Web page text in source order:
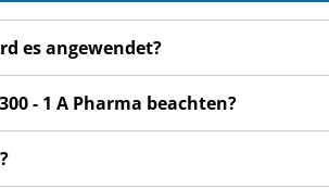
es angewendet?
- 1 A Pharma beachten?